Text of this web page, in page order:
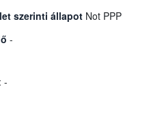
szerinti állapot Not PPP
-
: -